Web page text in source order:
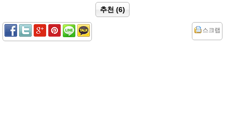
추천 (6)
스크랩